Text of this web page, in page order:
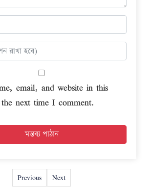
email, and website in this
next time I comment.
Previous Next